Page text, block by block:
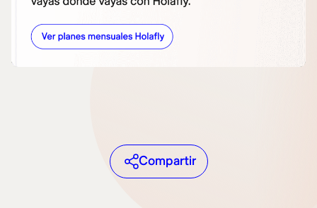
Compartir